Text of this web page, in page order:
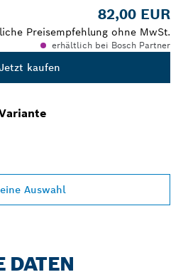
82,00 EUR
Preisempfehlung ohne MwSt.
erhältlich bei Bosch Partner
kaufen
Auswahl
DATEN